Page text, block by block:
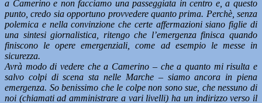
a Camerino e non facciamo una passeggiata in centro e, a questo
punto, credo sia opportuno provvedere quanto prima. Perchè, senza
polemica e nella convinzione che certe affermazioni siano figlie di
una sintesi giornalistica, ritengo che l’emergenza finisca quando
finiscono le opere emergenziali, come ad esempio le messe in
sicurezza.
Avrà modo di vedere che a Camerino – che a quanto mi risulta e
salvo colpi di scena sta nelle Marche – siamo ancora in piena
emergenza. So benissimo che le colpe non sono sue, che nessuno di
noi (chiamati ad amministrare a vari livelli) ha un indirizzo verso il